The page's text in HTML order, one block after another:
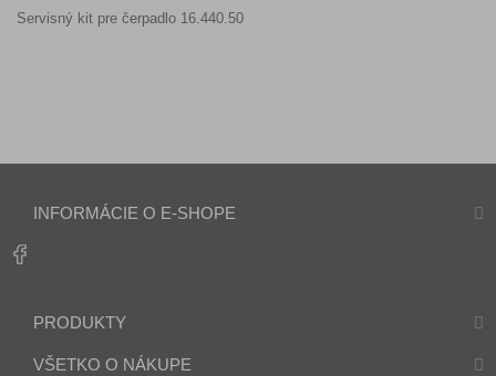
Servisný kit pre čerpadlo 16.440.50
INFORMÁCIE O E-SHOPE
PRODUKTY
VŠETKO O NÁKUPE